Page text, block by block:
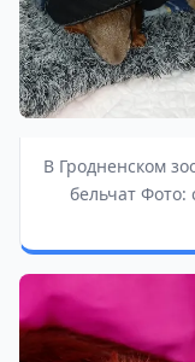
В Гродненском
бельчат Фото: